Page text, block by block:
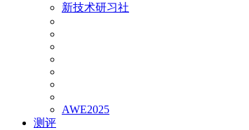
新技术研习社
AWE2025
测评